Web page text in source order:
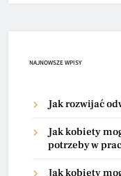
NAJNOWSZE WPISY
Jak rozwijać
Jak kobiety
potrzeby w
Jak kobiety